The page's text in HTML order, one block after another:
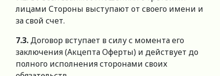
лицами Стороны выступают от своего имени и
за свой счет.
7.3.Договор вступает в силу с момента его
заключения (Акцепта Оферты) и действует до
полного исполнения сторонами своих